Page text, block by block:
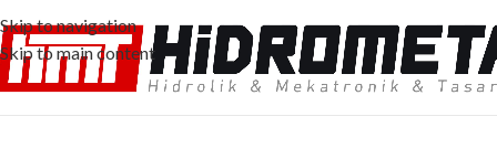
Skip to navigation
Skip to main content